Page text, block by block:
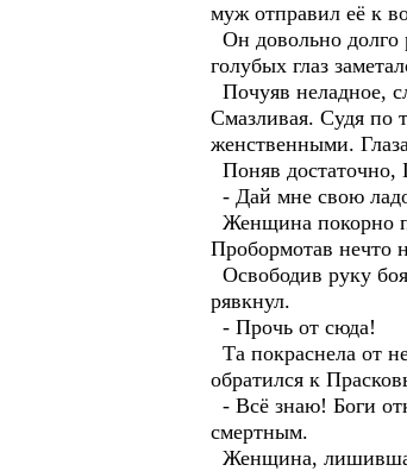
муж отправил её к
Он довольно долго
голубых глаз
Почуяв неладное,
Смазливая. Судя по
женственными.
Поняв достаточно,
- Дай мне свою
Женщина покорно
Пробормотав нечто
Освободив руку
рявкнул.
- Прочь от сюда!
Та покраснела от
обратился к
- Всё знаю! Боги
смертным.
Женщина,